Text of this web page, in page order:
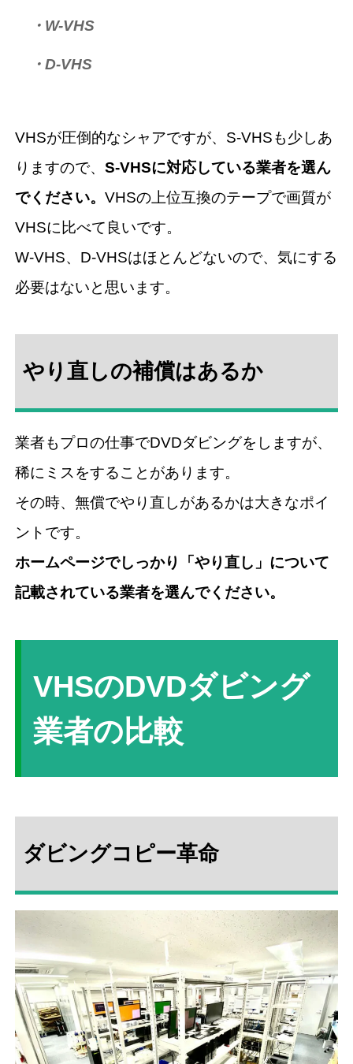
・W-VHS
・D-VHS
VHSが圧倒的なシャアですが、S-VHSも少しあ
りますので、S-VHSに対応している業者を選ん
でください。VHSの上位互換のテープで画質が
VHSに比べて良いです。
W-VHS、D-VHSはほとんどないので、気にする
必要はないと思います。
やり直しの補償はあるか
業者もプロの仕事でDVDダビングをしますが、
稀にミスをすることがあります。
その時、無償でやり直しがあるかは大きなポイ
ントです。
ホームページでしっかり「やり直し」について
記載されている業者を選んでください。
VHSのDVDダビング
業者の比較
ダビングコピー革命